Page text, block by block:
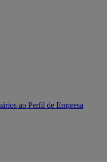
ao Perfil de Empresa